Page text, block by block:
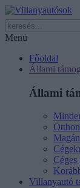
Menü
Főoldal
Állami
Állami
Villanyautó